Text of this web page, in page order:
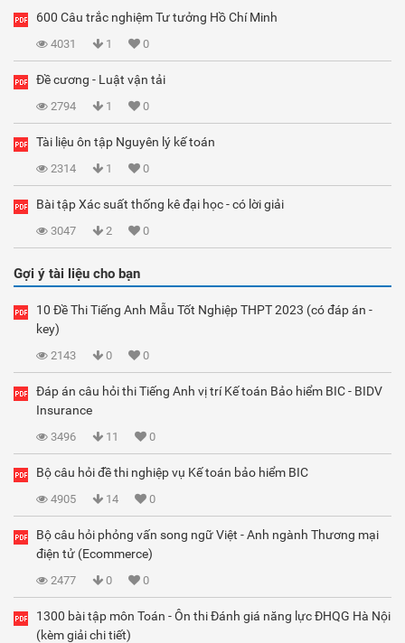
600 Câu trắc nghiệm Tư tưởng Hồ Chí Minh
4031 1 0
Đề cương - Luật vận tải
2794 1 0
Tài liệu ôn tập Nguyên lý kế toán
2314 1 0
Bài tập Xác suất thống kê đại học - có lời giải
3047 2 0
Gợi ý tài liệu cho bạn
10 Đề Thi Tiếng Anh Mẫu Tốt Nghiệp THPT 2023 (có đáp án -
key)
2143 0 0
Đáp án câu hỏi thi Tiếng Anh vị trí Kế toán Bảo hiểm BIC - BIDV
Insurance
3496 11 0
Bộ câu hỏi đề thi nghiệp vụ Kế toán bảo hiểm BIC
4905 14 0
Bộ câu hỏi phỏng vấn song ngữ Việt - Anh ngành Thương mại
điện tử (Ecommerce)
2477 0 0
1300 bài tập môn Toán - Ôn thi Đánh giá năng lực ĐHQG Hà Nội
(kèm giải chi tiết)